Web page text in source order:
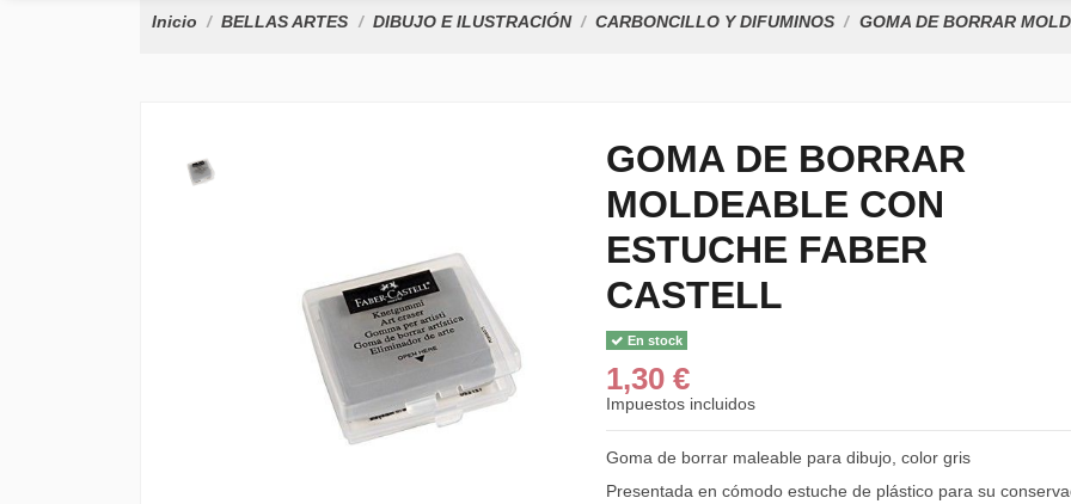
Inicio BELLAS ARTES DIBUJO E ILUSTRACIÓN CARBONCILLO Y DIFUMINOS GOMA DE BORRAR
GOMA DE BORRAR
MOLDEABLE CON
ESTUCHE FABER
CASTELL
En stock
1,30 €
Impuestos incluidos
Goma de borrar maleable para dibujo, color gris
Presentada en cómodo estuche de plástico para su
CARBONCILLO 8
REF. 102
GOMA DE